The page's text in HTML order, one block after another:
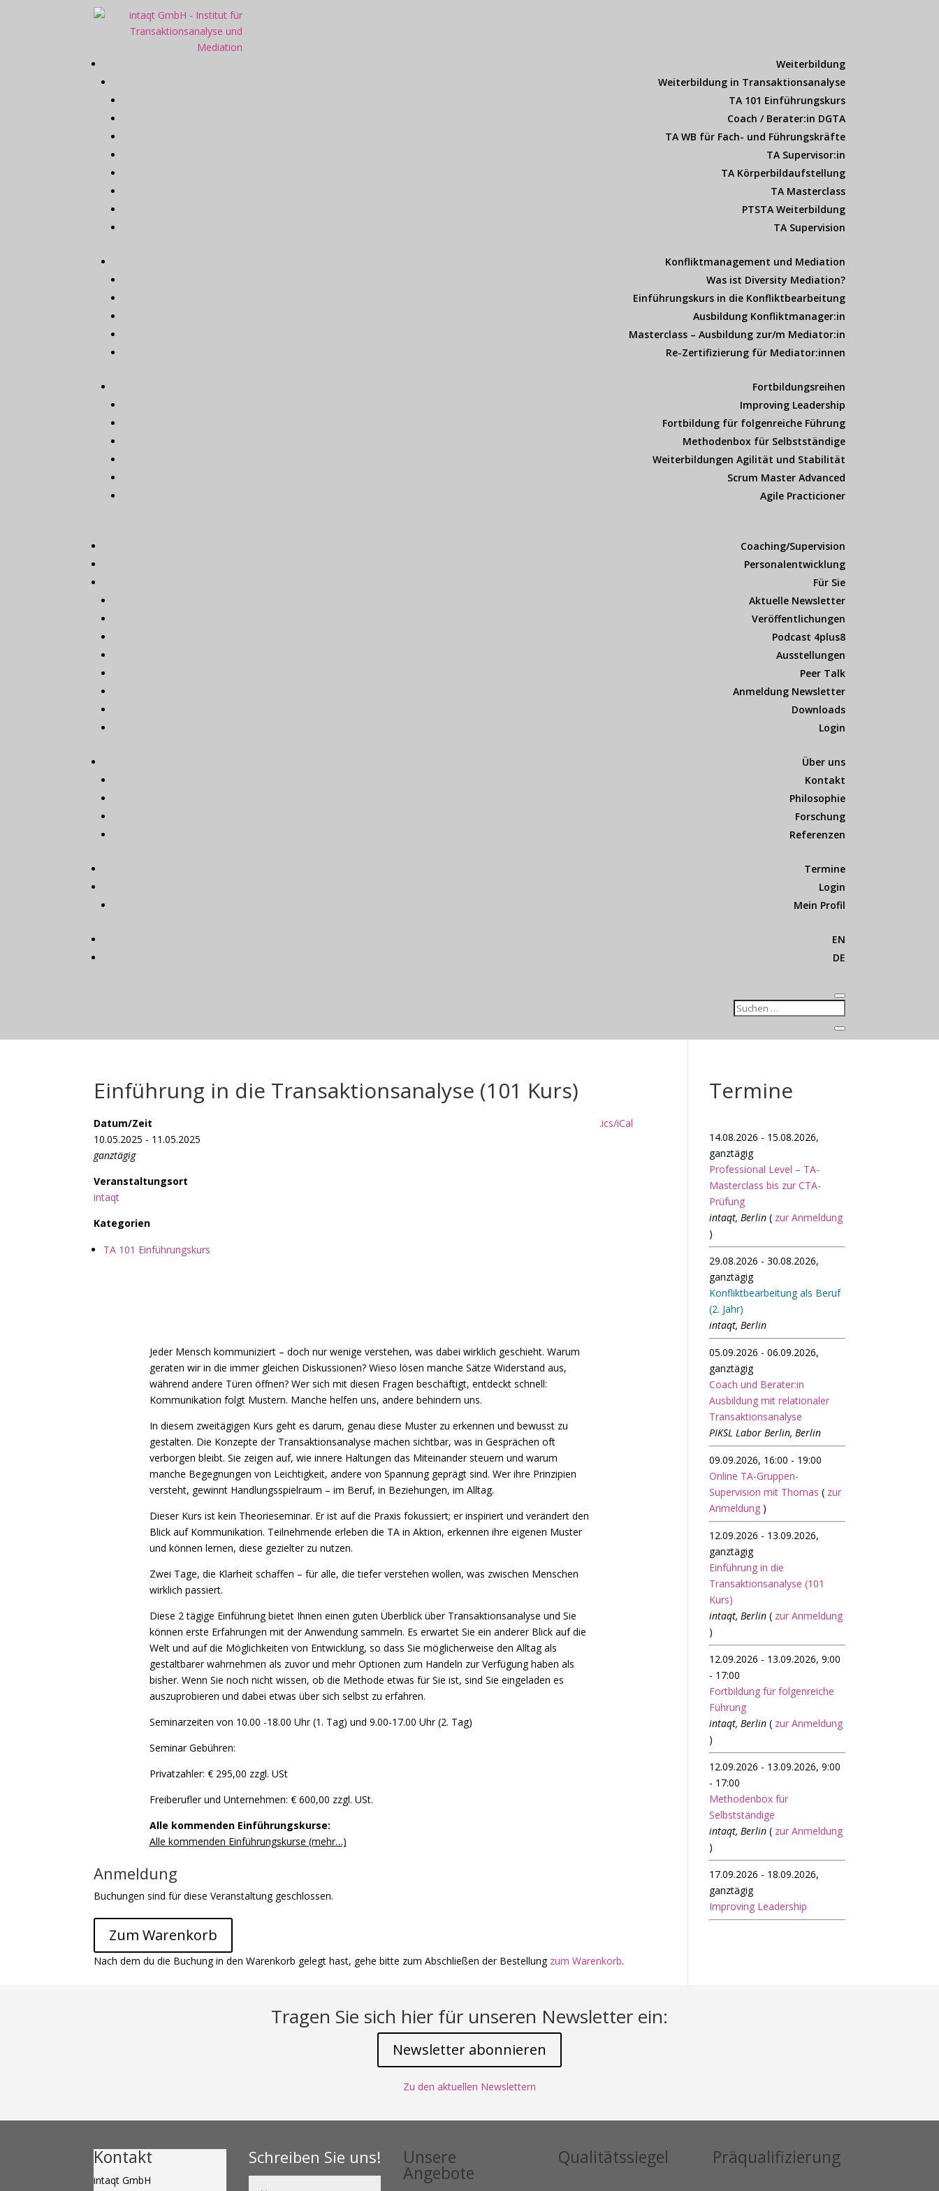
Weiterbildung
Weiterbildung in Transaktionsanalyse
TA 101 Einführungskurs
Coach / Berater:in DGTA
TA WB für Fach- und Führungskräfte
TA Supervisor:in
TA Körperbildaufstellung
TA Masterclass
PTSTA Weiterbildung
TA Supervision
Konfliktmanagement und Mediation
Was ist Diversity Mediation?
Einführungskurs in die Konfliktbearbeitung
Ausbildung Konfliktmanager:in
Masterclass – Ausbildung zur/m Mediator:in
Re-Zertifizierung für Mediator:innen
Fortbildungsreihen
Improving Leadership
Fortbildung für folgenreiche Führung
Methodenbox für Selbstständige
Weiterbildungen Agilität und Stabilität
Scrum Master Advanced
Agile Practicioner
Coaching/Supervision
Personalentwicklung
Für Sie
Aktuelle Newsletter
Veröffentlichungen
Podcast 4plus8
Ausstellungen
Peer Talk
Anmeldung Newsletter
Downloads
Login
Über uns
Kontakt
Philosophie
Forschung
Referenzen
Termine
Login
Mein Profil
EN
DE
Einführung in die Transaktionsanalyse (101 Kurs)
.ics/iCal
Datum/Zeit
10.05.2025 - 11.05.2025
ganztägig
Veranstaltungsort
intaqt
Kategorien
TA 101 Einführungskurs
Jeder Mensch kommuniziert – doch nur wenige verstehen, was dabei wirklich geschieht. Warum
geraten wir in die immer gleichen Diskussionen? Wieso lösen manche Sätze Widerstand aus,
während andere Türen öffnen? Wer sich mit diesen Fragen beschäftigt, entdeckt schnell:
Kommunikation folgt Mustern. Manche helfen uns, andere behindern uns.
In diesem zweitägigen Kurs geht es darum, genau diese Muster zu erkennen und bewusst zu
gestalten. Die Konzepte der Transaktionsanalyse machen sichtbar, was in Gesprächen oft
verborgen bleibt. Sie zeigen auf, wie innere Haltungen das Miteinander steuern und warum
manche Begegnungen von Leichtigkeit, andere von Spannung geprägt sind. Wer ihre Prinzipien
versteht, gewinnt Handlungsspielraum – im Beruf, in Beziehungen, im Alltag.
Dieser Kurs ist kein Theorieseminar. Er ist auf die Praxis fokussiert; er inspiriert und verändert den
Blick auf Kommunikation. Teilnehmende erleben die TA in Aktion, erkennen ihre eigenen Muster
und können lernen, diese gezielter zu nutzen.
Zwei Tage, die Klarheit schaffen – für alle, die tiefer verstehen wollen, was zwischen Menschen
wirklich passiert.
Diese 2 tägige Einführung bietet Ihnen einen guten Überblick über Transaktionsanalyse und Sie
können erste Erfahrungen mit der Anwendung sammeln. Es erwartet Sie ein anderer Blick auf die
Welt und auf die Möglichkeiten von Entwicklung, so dass Sie möglicherweise den Alltag als
gestaltbarer wahrnehmen als zuvor und mehr Optionen zum Handeln zur Verfügung haben als
bisher. Wenn Sie noch nicht wissen, ob die Methode etwas für Sie ist, sind Sie eingeladen es
auszuprobieren und dabei etwas über sich selbst zu erfahren.
Seminarzeiten von 10.00 -18.00 Uhr (1. Tag) und 9.00-17.00 Uhr (2. Tag)
Seminar Gebühren:
Privatzahler: € 295,00 zzgl. USt
Freiberufler und Unternehmen: € 600,00 zzgl. USt.
Alle kommenden Einführungskurse:
Alle kommenden Einführungskurse (mehr…)
Anmeldung
Buchungen sind für diese Veranstaltung geschlossen.
Zum Warenkorb
Nach dem du die Buchung in den Warenkorb gelegt hast, gehe bitte zum Abschließen der Bestellung zum Warenkorb.
Termine
14.08.2026 - 15.08.2026,
ganztägig
Professional Level – TA-
Masterclass bis zur CTA-
Prüfung
intaqt, Berlin( zur Anmeldung
)
29.08.2026 - 30.08.2026,
ganztägig
Konfliktbearbeitung als Beruf
(2. Jahr)
intaqt, Berlin
05.09.2026 - 06.09.2026,
ganztägig
Coach und Berater:in
Ausbildung mit relationaler
Transaktionsanalyse
PIKSL Labor Berlin, Berlin
09.09.2026, 16:00 - 19:00
Online TA-Gruppen-
Supervision mit Thomas( zur
Anmeldung )
12.09.2026 - 13.09.2026,
ganztägig
Einführung in die
Transaktionsanalyse (101
Kurs)
intaqt, Berlin( zur Anmeldung
)
12.09.2026 - 13.09.2026, 9:00
- 17:00
Fortbildung für folgenreiche
Führung
intaqt, Berlin( zur Anmeldung
)
12.09.2026 - 13.09.2026, 9:00
- 17:00
Methodenbox für
Selbstständige
intaqt, Berlin( zur Anmeldung
)
17.09.2026 - 18.09.2026,
ganztägig
Improving Leadership
Tragen Sie sich hier für unseren Newsletter ein:
Newsletter abonnieren
Zu den aktuellen Newslettern
Kontakt
intaqt GmbH
Schreiben Sie uns! Unsere
Angebote
Qualitätssiegel Präqualifizierung